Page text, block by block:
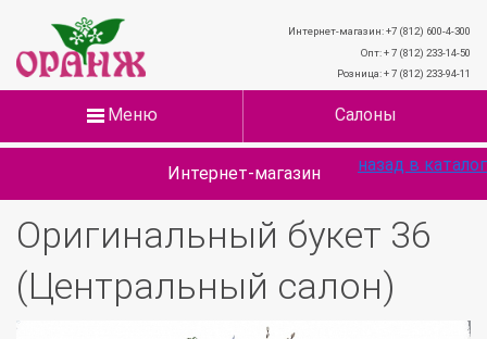
Интернет-магазин: +7 (812) 600-4-300
Опт: + 7 (812) 233-14-50
Розница: + 7 (812) 233-94-11
Меню Салоны
Интернет-магазин
Оригинальный букет 36
(Центральный салон)
назад в каталог